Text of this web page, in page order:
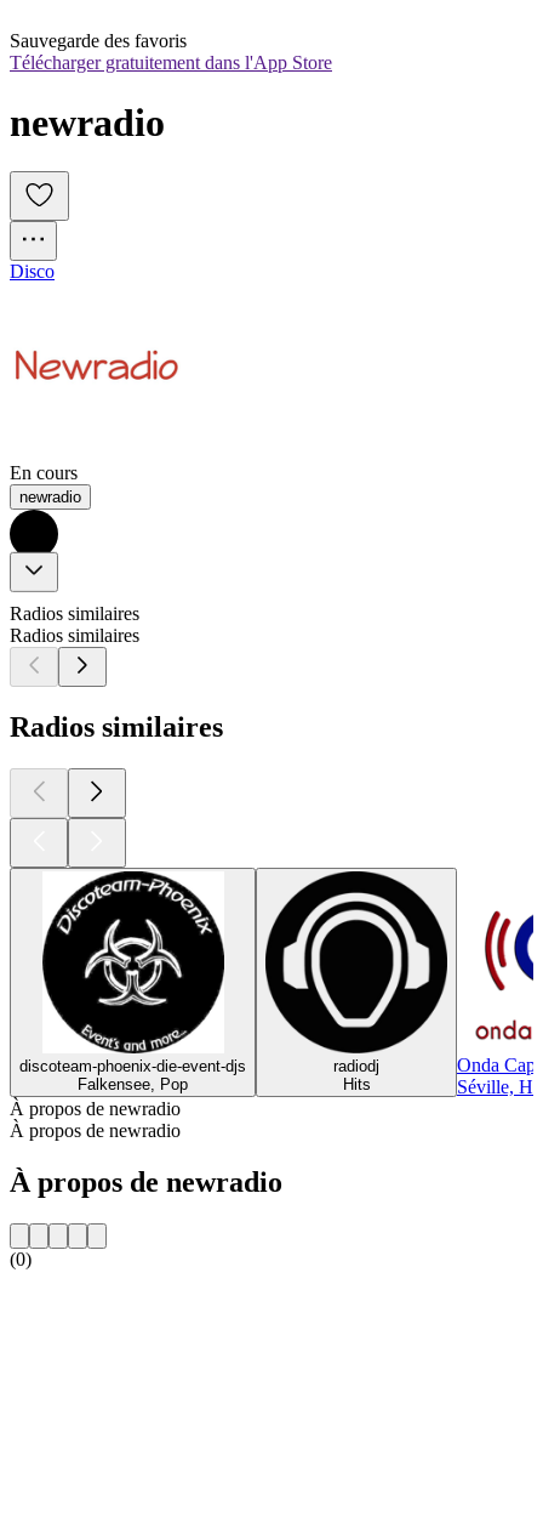
Sauvegarde des favoris
Télécharger gratuitement dans l'App Store
newradio
Disco
En cours
newradio
Radios similaires
Radios similaires
Radios similaires
discoteam-phoenix-die-event-djs
Falkensee, Pop
radiodj
Hits
Onda
Séville,
À propos de newradio
À propos de newradio
À propos de newradio
(0)